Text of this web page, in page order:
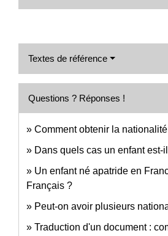
Textes de référence
Questions ? Réponses !
Comment obtenir la
Dans quels cas un enfant est-
Un enfant né apatride en
Français ?
Peut-on avoir plusieurs
Traduction d'un document :